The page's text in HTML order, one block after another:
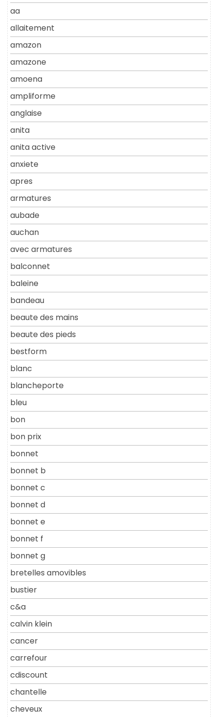
aa
allaitement
amazon
amazone
amoena
ampliforme
anglaise
anita
anita active
anxiete
apres
armatures
aubade
auchan
avec armatures
balconnet
baleine
bandeau
beaute des mains
beaute des pieds
bestform
blanc
blancheporte
bleu
bon
bon prix
bonnet
bonnet b
bonnet c
bonnet d
bonnet e
bonnet f
bonnet g
bretelles amovibles
bustier
c&a
calvin klein
cancer
carrefour
cdiscount
chantelle
cheveux